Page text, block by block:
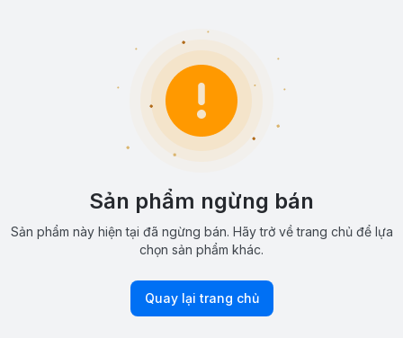
Sản phẩm ngừng bán
Sản phẩm này hiện tại đã ngừng bán. Hãy trở về trang chủ để lựa
chọn sản phẩm khác.
Quay lại trang chủ